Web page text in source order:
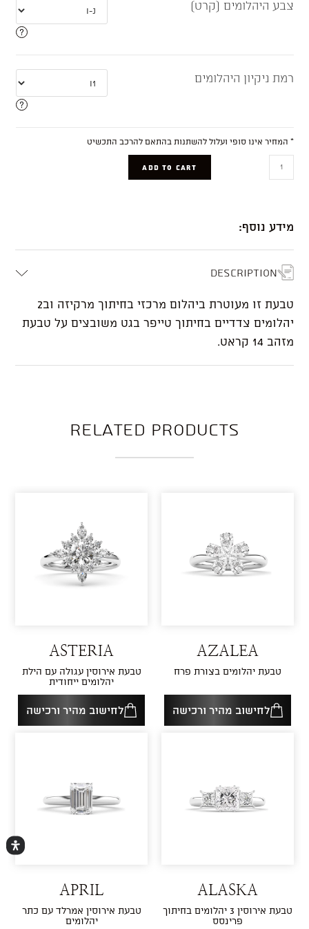
צבע היהלומים (קרט)
רמת ניקיון היהלומים
* המחיר אינו סופי ועלול להשתנות בהתאם להרכב התכשיט
ADD TO CART
מידע נוסף:
Description
טבעת זו מעוטרת ביהלום מרכזי בחיתוך מרקיזה וב2
יהלומים צדדיים בחיתוך טייפר בגט משובצים על טבעת
מזהב 14 קראט.
Related products
AZALEA
טבעת יהלומים בצורת פרח
לחישוב מהיר ורכישה
ASTERIA
טבעת אירוסין עגולה עם הילת
יהלומים ייחודית
לחישוב מהיר ורכישה
ALASKA
טבעת אירוסין 3 יהלומים בחיתוך
פרינסס
APRIL
טבעת אירוסין אמרלד עם כתר
יהלומים